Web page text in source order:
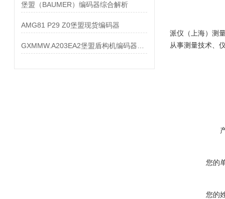
堡盟（BAUMER）编码器综合解析
AMG81 P29 Z0堡盟现货编码器
派仪（上海）测
从事测量技术、
您的
您的